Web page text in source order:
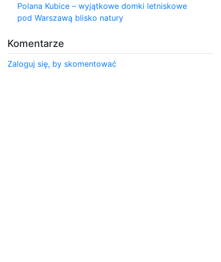
Polana Kubice – wyjątkowe domki letniskowe
pod Warszawą blisko natury
Komentarze
Zaloguj się, by skomentować